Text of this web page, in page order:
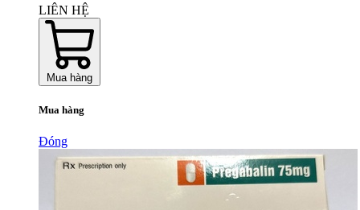
LIÊN HỆ
Mua hàng
Mua hàng
Đóng